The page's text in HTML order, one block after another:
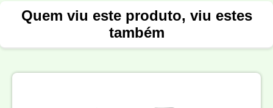
Quem viu este produto, viu estes
também